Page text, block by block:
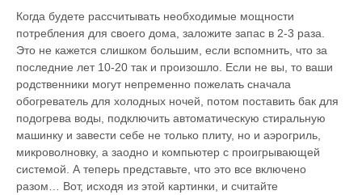
Когда будете рассчитывать необходимые мощности
потребления для своего дома, заложите запас в 2-3 раза.
Это не кажется слишком большим, если вспомнить, что за
последние лет 10-20 так и произошло. Если не вы, то ваши
родственники могут непременно пожелать сначала
обогреватель для холодных ночей, потом поставить бак для
подогрева воды, подключить автоматическую стиральную
машинку и завести себе не только плиту, но и аэрогриль,
микроволновку, а заодно и компьютер с проигрывающей
системой. А теперь представьте, что это все включено
разом… Вот, исходя из этой картинки, и считайте